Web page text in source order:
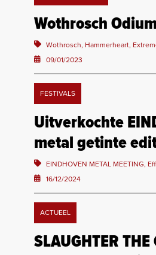
Wothrosch
Wothrosch, Hammerheart,
09/01/2023
FESTIVALS
Uitverkochte
metal getinte
EINDHOVEN METAL MEETING,
16/12/2024
ACTUEEL
SLAUGHTER